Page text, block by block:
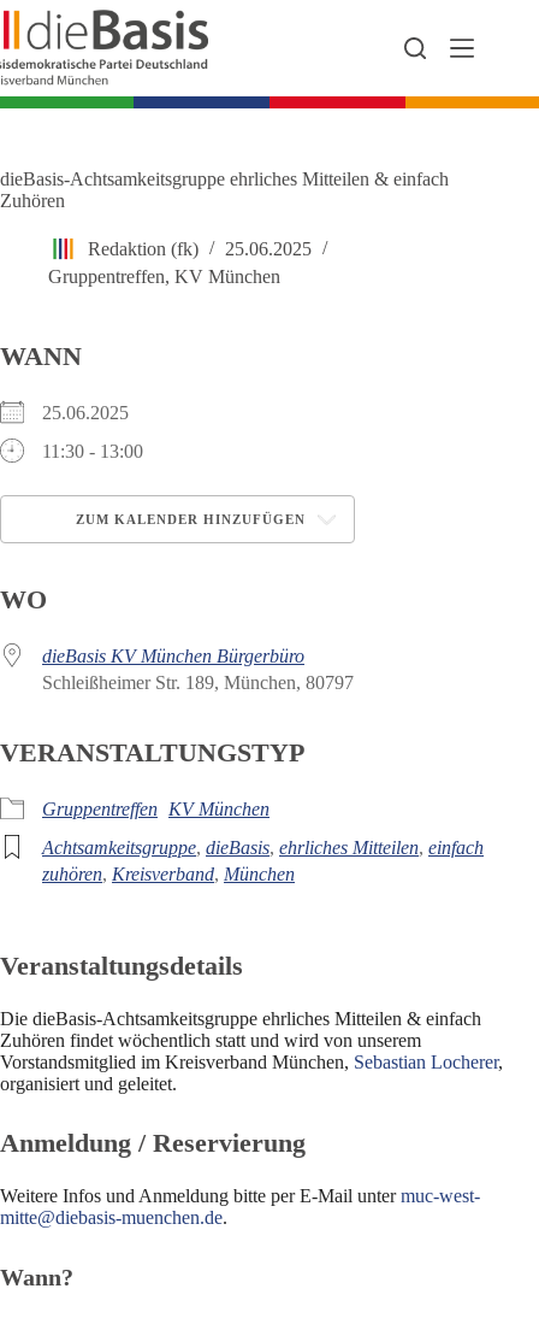
Zum
Inhalt
springen
dieBasis-Achtsamkeitsgruppe ehrliches Mitteilen & einfach
Zuhören
Redaktion (fk)
25.06.2025
Gruppentreffen, KV München
WANN
25.06.2025
11:30 - 13:00
ZUM KALENDER HINZUFÜGEN
WO
dieBasis KV München Bürgerbüro
Schleißheimer Str. 189, München, 80797
VERANSTALTUNGSTYP
Gruppentreffen KV München
Achtsamkeitsgruppe, dieBasis, ehrliches Mitteilen, einfach
zuhören, Kreisverband, München
Veranstaltungsdetails
Die dieBasis-Achtsamkeitsgruppe ehrliches Mitteilen & einfach
Zuhören findet wöchentlich statt und wird von unserem
Vorstandsmitglied im Kreisverband München, Sebastian Locherer,
organisiert und geleitet.
Anmeldung / Reservierung
Weitere Infos und Anmeldung bitte per E-Mail untermuc-west-
mitte@diebasis-muenchen.de.
Wann?